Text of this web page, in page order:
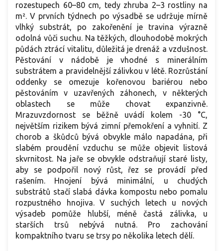
rozestupech 60–80 cm, tedy zhruba 2–3 rostliny na
m². V prvních týdnech po výsadbě se udržuje mírně
vlhký substrát, po zakořenění je travina výrazně
odolná vůči suchu. Na těžkých, dlouhodobě mokrých
půdách ztrácí vitalitu, důležitá je drenáž a vzdušnost.
Pěstování v nádobě je vhodné s minerálním
substrátem a pravidelnější zálivkou v létě. Rozrůstání
oddenky se omezuje kořenovou bariérou nebo
pěstováním v uzavřených záhonech, v některých
oblastech se může chovat expanzivně.
Mrazuvzdornost se běžně uvádí kolem -30 °C,
největším rizikem bývá zimní přemokření a vyhnití. Z
chorob a škůdců bývá obvykle málo napadána, při
slabém proudění vzduchu se může objevit listová
skvrnitost. Na jaře se obvykle odstraňují staré listy,
aby se podpořil nový růst, řez se provádí před
rašením. Hnojení bývá minimální, u chudých
substrátů stačí slabá dávka kompostu nebo pomalu
rozpustného hnojiva. V suchých letech u nových
výsadeb pomůže hlubší, méně častá zálivka, u
starších trsů nebývá nutná. Pro zachování
kompaktního tvaru se trsy po několika letech dělí.